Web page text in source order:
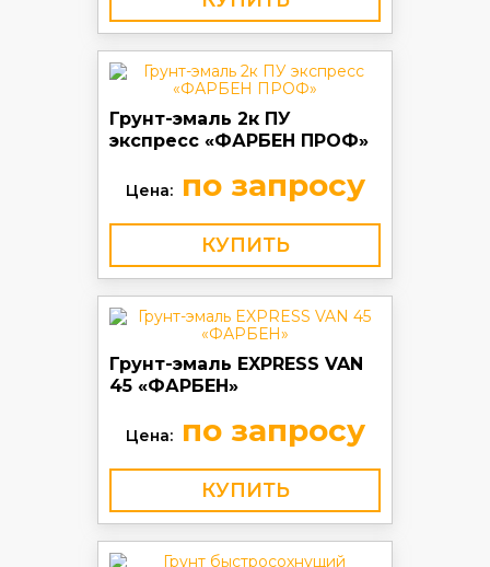
Грунт-эмаль 2к ПУ
экспресс «ФАРБЕН ПРОФ»
Цена:по запросу
КУПИТЬ
Грунт-эмаль EXPRESS VAN
45 «ФАРБЕН»
Цена:по запросу
КУПИТЬ